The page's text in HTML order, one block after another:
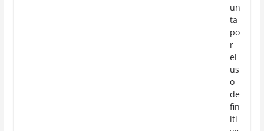
un
ta
po
r
el
us
o
de
fin
iti